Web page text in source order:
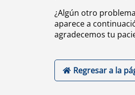
¿Algún otro
aparece a
agradecemos tu
Regresar a la